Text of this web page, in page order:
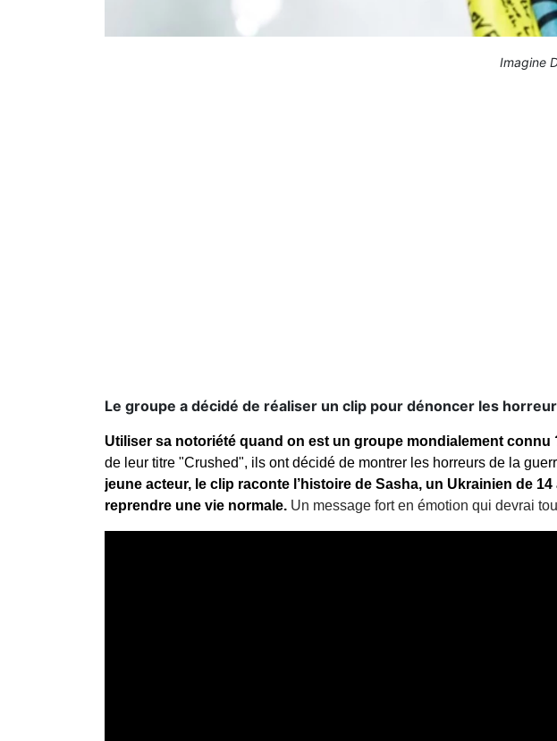
Imagine
Le groupe a décidé de réaliser un clip pour dénoncer les
Utiliser sa notoriété quand on est un groupe mondialement connu
de leur titre "Crushed", ils ont décidé de montrer les horreurs de la
jeune acteur, le clip raconte l’histoire de Sasha, un Ukrainien de
reprendre une vie normale. Un message fort en émotion qui devrai